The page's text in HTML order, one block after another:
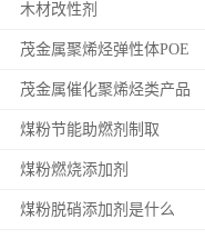
木材改性剂
茂金属聚烯烃弹性体POE
茂金属催化聚烯烃类产品
煤粉节能助燃剂制取
煤粉燃烧添加剂
煤粉脱硝添加剂是什么